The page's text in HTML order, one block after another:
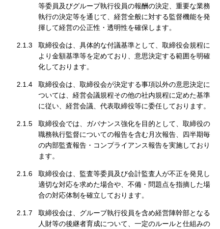
等委員及びグループ執行役員の報酬の決定、重要な業務
執⾏の決定等を通じて、経営全般に対する監督機能を発
揮して経営の公正性・透明性を確保します。
2.1.3
取締役会は、具体的な付議基準として、取締役会規程に
より金額基準等を定めており、意思決定する範囲を明確
化しております。
2.1.4
取締役会は、取締役会が決定する事項以外の意思決定に
ついては、経営会議規程その他の社内規程に定めた基準
に従い、経営会議、代表取締役等に委任しております。
2.1.5
取締役会では、ガバナンス強化を目的として、取締役の
職務執行監督についての報告を含む月次報告、四半期毎
の内部監査報告・コンプライアンス報告を実施しており
ます。
2.1.6
取締役会は、監査等委員及び会計監査人が不正を発見し
適切な対応を求めた場合や、不備・問題点を指摘した場
合の対応体制を確立しております。
2.1.7
取締役会は、グループ執行役員を含め経営陣幹部となる
人財等の後継者育成について、一定のルールと仕組みの